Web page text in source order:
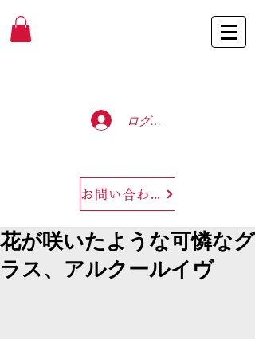
ログイン
お問い合わせ
花が咲いたような可憐なグ
ラス、アルクールイヴ